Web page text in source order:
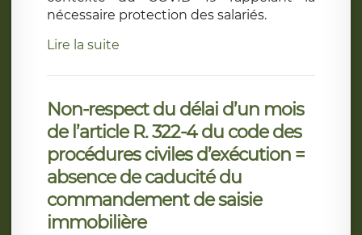
nécessaire protection des salariés.
Lire la suite
Non-respect du délai d’un mois
de l’article R. 322-4 du code des
procédures civiles d’exécution =
absence de caducité du
commandement de saisie
immobilière